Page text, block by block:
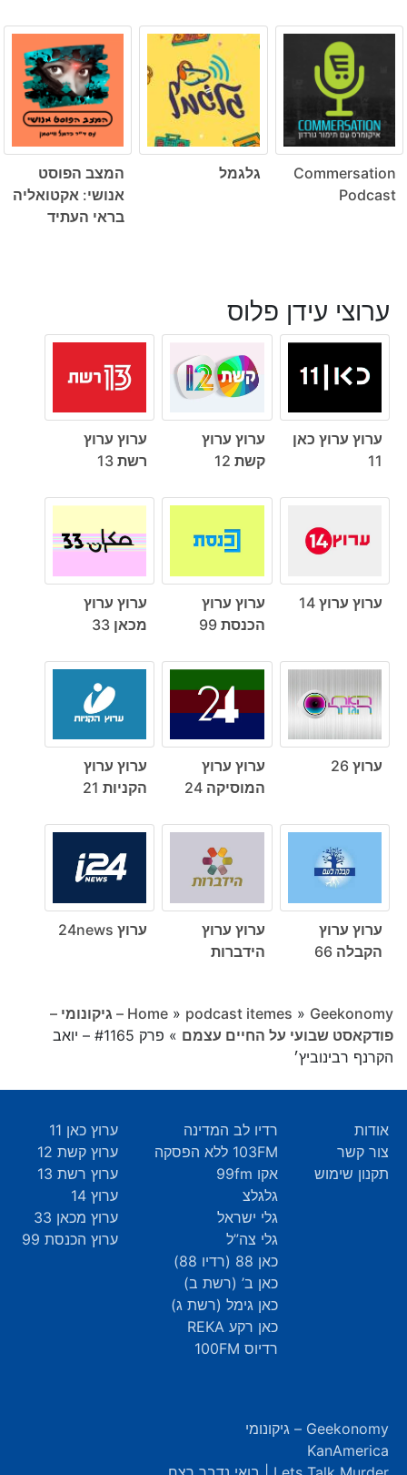
Commersation
Podcast
גלגמל
המצב הפוסט
אנושי: אקטואליה
בראי העתיד
ערוצי עידן פלוס
ערוץ ערוץ כאן
11
ערוץ ערוץ
קשת 12
ערוץ ערוץ
רשת 13
ערוץ ערוץ 14
ערוץ ערוץ
הכנסת 99
ערוץ ערוץ
מכאן 33
ערוץ 26
ערוץ ערוץ
המוסיקה 24
ערוץ ערוץ
הקניות 21
ערוץ ערוץ
הקבלה 66
ערוץ ערוץ
הידברות
ערוץ 24news
Home » podcast itemes »
Geekonomy – גיקונומי –
פודקאסט שבועי על החיים עצמם »
פרק #1165 – יואב
הקרנף רבינוביץ׳
אודות
צור קשר
תקנון שימוש
רדיו לב המדינה
103FM ללא הפסקה
אקו 99fm
גלגלצ
גלי ישראל
גלי צה”ל
כאן 88 (רדיו 88)
כאן ב’ (רשת ב)
כאן גימל (רשת ג)
כאן רקע REKA
רדיוס 100FM
ערוץ כאן 11
ערוץ קשת 12
ערוץ רשת 13
ערוץ 14
ערוץ מכאן 33
ערוץ הכנסת 99
Geekonomy – גיקונומי
KanAmerica